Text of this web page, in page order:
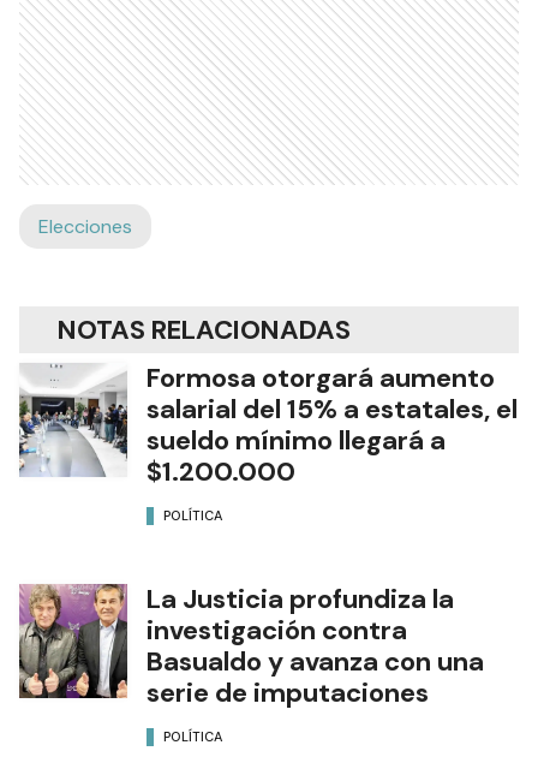
Elecciones
NOTAS RELACIONADAS
Formosa otorgará aumento
salarial del 15% a estatales, el
sueldo mínimo llegará a
$1.200.000
POLÍTICA
La Justicia profundiza la
investigación contra
Basualdo y avanza con una
serie de imputaciones
POLÍTICA